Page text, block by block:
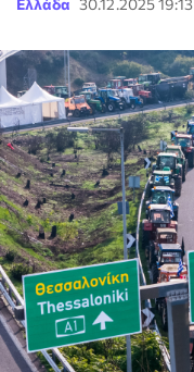
Ελλάδα 30.12.2025 19:13